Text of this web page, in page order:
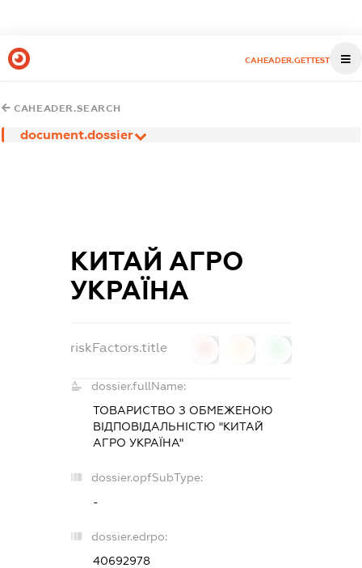
CAHEADER.GETTEST
CAHEADER.SEARCH
document.dossier
КИТАЙ АГРО
УКРАЇНА
riskFactors.title
dossier.fullName:
ТОВАРИСТВО З ОБМЕЖЕНОЮ
ВІДПОВІДАЛЬНІСТЮ "КИТАЙ
АГРО УКРАЇНА"
dossier.opfSubType:
-
dossier.edrpo:
40692978